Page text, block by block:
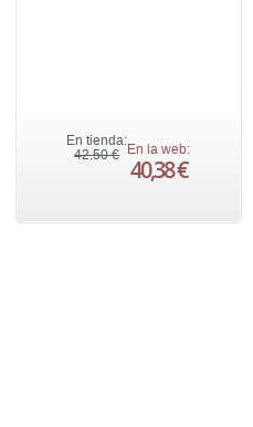
En tienda:
42,50 € En la web:
40,38 €